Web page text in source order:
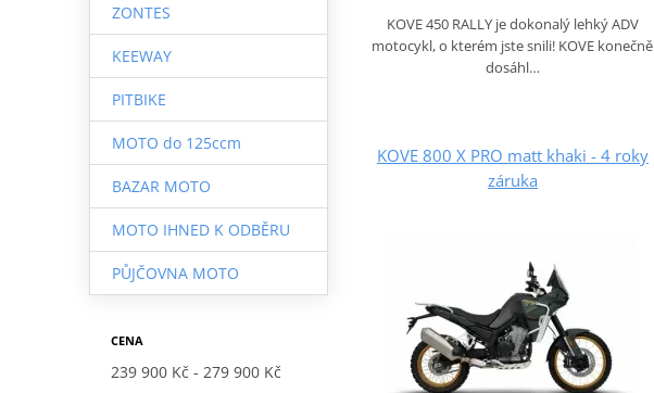
ZONTES
KEEWAY
PITBIKE
MOTO do 125ccm
BAZAR MOTO
MOTO IHNED K ODBĚRU
PŮJČOVNA MOTO
CENA
239 900 Kč 279 900 Kč
KOVE 450 RALLY je dokonalý lehký ADV
motocykl, o kterém jste snili! KOVE konečně
dosáhl…
KOVE 800 X PRO matt khaki - 4 roky
záruka